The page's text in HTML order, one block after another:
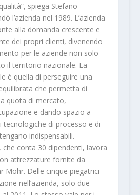
spiega Stefano
l’azienda nel 1989. L’azienda
alla domanda crescente e
dei propri clienti, divenendo
per le aziende non solo
il territorio nazionale. La
è quella di perseguire una
che permetta di
quota di mercato,
e dando spazio a
tecnologiche di processo e di
indispensabili.
che conta 30 dipendenti, lavora
attrezzature fornite da
Mohr. Delle cinque piegatrici
nell’azienda, solo due